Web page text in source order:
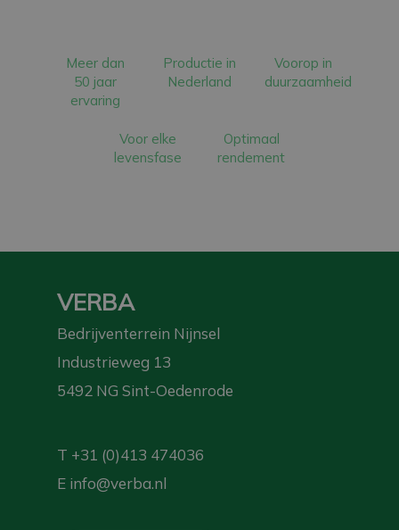
Meer dan
50 jaar
ervaring
Productie in
Nederland
Voorop in
duurzaamheid
Voor elke
levensfase
Optimaal
rendement
VERBA
Bedrijventerrein Nijnsel
Industrieweg 13
5492 NG Sint-Oedenrode
T +31 (0)413 474036
E info@verba.nl